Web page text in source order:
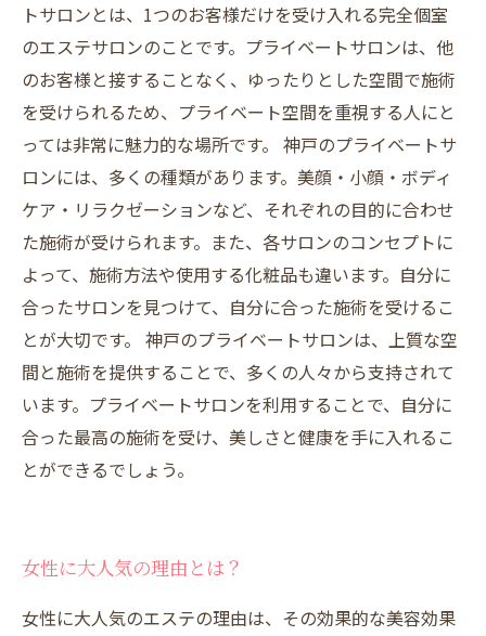
トサロンとは、1つのお客様だけを受け入れる完全個室
のエステサロンのことです。プライベートサロンは、他
のお客様と接することなく、ゆったりとした空間で施術
を受けられるため、プライベート空間を重視する人にと
っては非常に魅力的な場所です。 神戸のプライベートサ
ロンには、多くの種類があります。美顔・小顔・ボディ
ケア・リラクゼーションなど、それぞれの目的に合わせ
た施術が受けられます。また、各サロンのコンセプトに
よって、施術方法や使用する化粧品も違います。自分に
合ったサロンを見つけて、自分に合った施術を受けるこ
とが大切です。 神戸のプライベートサロンは、上質な空
間と施術を提供することで、多くの人々から支持されて
います。プライベートサロンを利用することで、自分に
合った最高の施術を受け、美しさと健康を手に入れるこ
とができるでしょう。
女性に大人気の理由とは？
女性に大人気のエステの理由は、その効果的な美容効果